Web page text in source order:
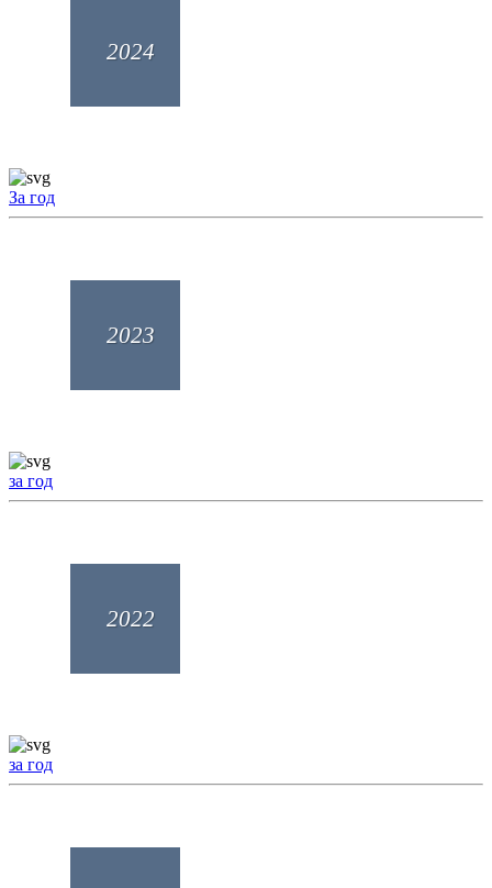
2024
За год
2023
за год
2022
за год